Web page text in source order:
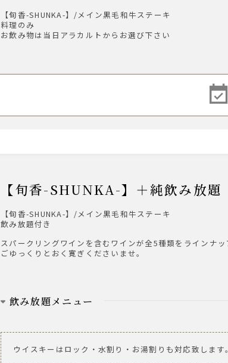
【旬香-SHUNKA-】/メイン黒毛和牛ステーキ
料理のみ
お飲み物は当日アラカルトからお選び下さい
【旬香-SHUNKA-】＋純飲み
【旬香-SHUNKA-】/メイン黒毛和牛ステーキ
飲み放題付き
スパークリングワインを含むワインが全5種類をラインナッ
ごゆっくりとおく寛ぎくださいませ。
飲み放題メニュー
ウイスキーはロック・水割り・お湯割りも対応致します。